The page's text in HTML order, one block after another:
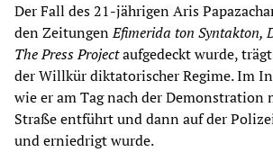
Der Fall des 21-jährigen Aris
den ZeitungenEfimerida ton Syntakton,
The Press Projectaufgedeckt wurde,
der Willkür diktatorischer Regime. Im
wie er am Tag nach der Demonstration
Straße entführt und dann auf der
und erniedrigt wurde.